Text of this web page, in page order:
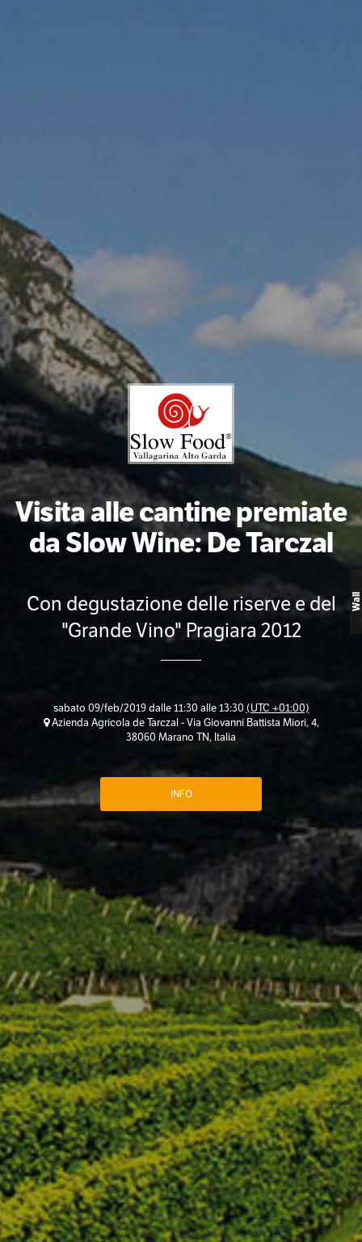
Visita alle cantine premiate
da Slow Wine: De Tarczal
Con degustazione delle riserve e del
"Grande Vino" Pragiara 2012
sabato 09/feb/2019 dalle 11:30 alle 13:30 (UTC +01:00)
Azienda Agricola de Tarczal - Via Giovanni Battista Miori, 4,
38060 Marano TN, Italia
INFO
Wall